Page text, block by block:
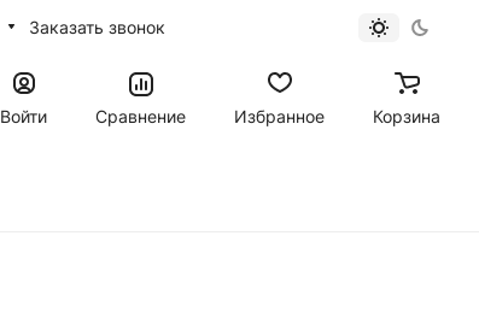
Заказать звонок
Войти
Сравнение Избранное Корзина